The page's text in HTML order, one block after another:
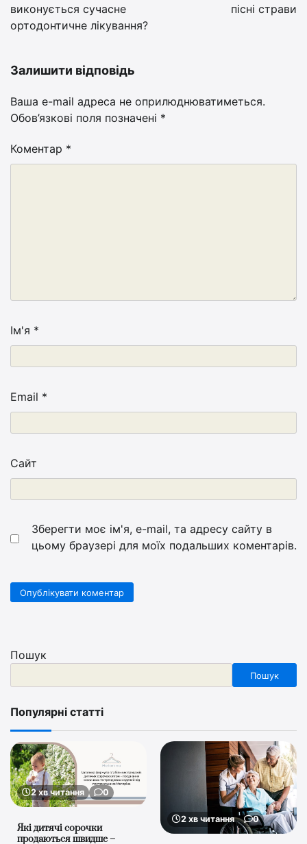
виконується сучасне
ортодонтичне лікування?
пісні страви
Залишити відповідь
Ваша e-mail адреса не оприлюднюватиметься.
Обов’язкові поля позначені *
Коментар *
Ім'я *
Email *
Сайт
Зберегти моє ім'я, e-mail, та адресу сайту в
цьому браузері для моїх подальших коментарів.
Пошук
Пошук
Популярні статті
2 хв читання 0
Які дитячі сорочки
продаються швидше –
2 хв читання 0